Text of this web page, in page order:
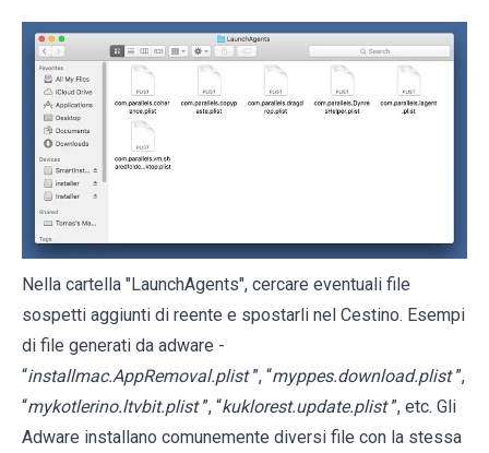
Nella cartella "LaunchAgents", cercare eventuali file
sospetti aggiunti di reente e spostarli nel Cestino. Esempi
di file generati da adware -
“installmac.AppRemoval.plist ”, “myppes.download.plist ”,
“mykotlerino.ltvbit.plist ”, “kuklorest.update.plist ”, etc. Gli
Adware installano comunemente diversi file con la stessa